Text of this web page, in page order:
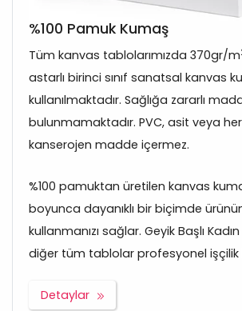
%100 Pamuk Kumaş
Tüm kanvas tablolarımızda 370gr/m
astarlı birinci sınıf sanatsal kanvas
kullanılmaktadır. Sağlığa zararlı
bulunmamaktadır. PVC, asit veya
kanserojen madde içermez.
%100 pamuktan üretilen kanvas
boyunca dayanıklı bir biçimde
kullanmanızı sağlar. Geyik Başlı
diğer tüm tablolar profesyonel işçilik
Detaylar